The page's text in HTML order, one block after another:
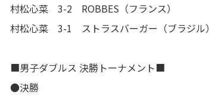
村松心菜 3-2 ROBBES（フランス）
村松心菜 3-1 ストラスバーガー（ブラジル）
■男子ダブルス 決勝トーナメント■
●決勝